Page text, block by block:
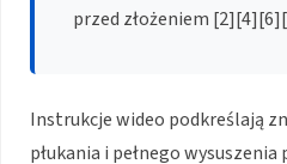
przed złożeniem
Instrukcje wideo podkreślają
płukania i pełnego